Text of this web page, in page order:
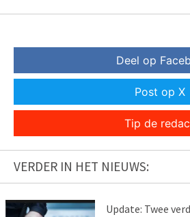
Deel op
Post op X
Tip de
VERDER IN HET NIEUWS:
Update: Twee